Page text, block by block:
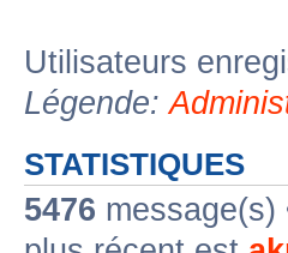
Utilisateurs
Légende:
STATISTIQUES
5476 message(s)